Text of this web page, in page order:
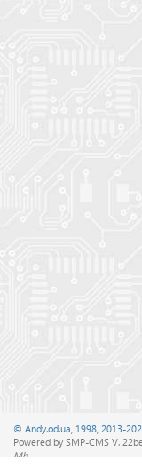
© Andy.od.ua, 1998, 2013-
Powered by SMP-CMS V.
Mb